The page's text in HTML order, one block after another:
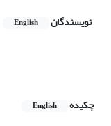
نویسندگان English
چکیده
English